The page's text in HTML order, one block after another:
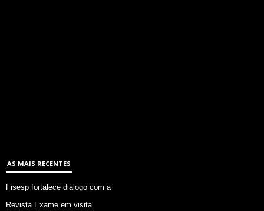
AS MAIS RECENTES
Fisesp fortalece diálogo com a
Revista Exame em visita